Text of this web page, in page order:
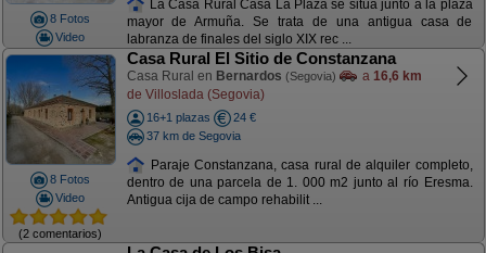
8 Fotos
Video
La Casa Rural Casa La Plaza se sitúa junto a la plaza
mayor de Armuña. Se trata de una antigua casa de
labranza de finales del siglo XIX rec ...
8 Fotos
Video
(2 comentarios)
Casa Rural El Sitio de Constanzana
Casa Rural en Bernardos (Segovia) a 16,6 km
de Villoslada (Segovia)
16+1 plazas
24 €
37 km de Segovia
Paraje Constanzana, casa rural de alquiler completo,
dentro de una parcela de 1. 000 m2 junto al río Eresma.
Antigua cija de campo rehabilit ...